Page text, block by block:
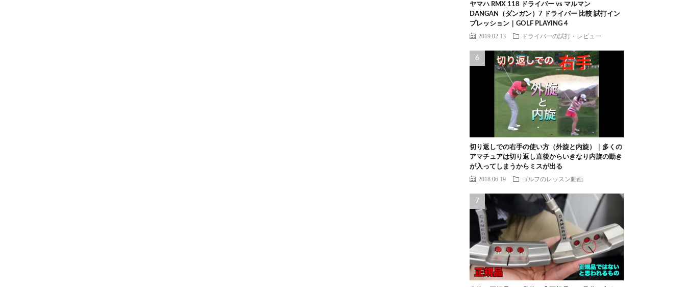
ヤマハ RMX 118 ドライバー vs マルマン
DANGAN（ダンガン）7 ドライバー 比較 試打イン
プレッション｜GOLF PLAYING 4
2019.02.13 ドライバーの試打・レビュー
切り返しでの右手の使い方（外旋と内旋）｜多くの
アマチュアは切り返し直後からいきなり内旋の動き
が入ってしまうからミスが出る
2018.06.19 ゴルフのレッスン動画